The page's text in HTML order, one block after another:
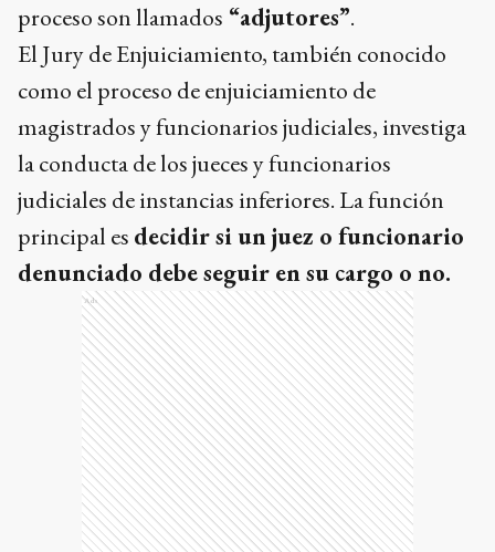
proceso son llamados “adjutores”.
El Jury de Enjuiciamiento, también conocido
como el proceso de enjuiciamiento de
magistrados y funcionarios judiciales, investiga
la conducta de los jueces y funcionarios
judiciales de instancias inferiores. La función
principal es decidir si un juez o funcionario
denunciado debe seguir en su cargo o no.
Ads